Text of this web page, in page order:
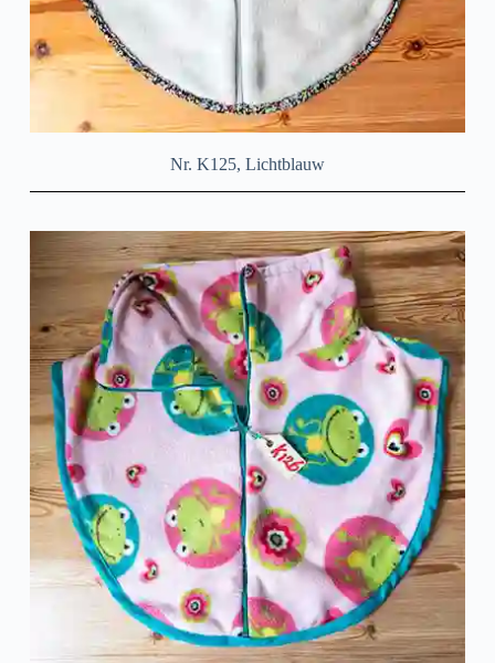
Nr. K125, Lichtblauw